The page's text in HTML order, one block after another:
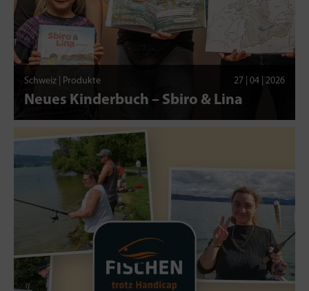
Schweiz | Produkte 27 | 04 | 2026
Neues Kinderbuch – Sbiro & Lina